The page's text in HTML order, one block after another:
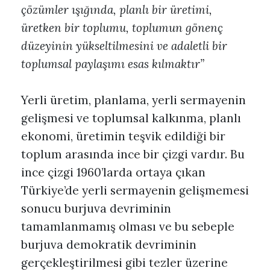
çözümler ışığında, planlı bir üretimi,
üretken bir toplumu, toplumun gönenç
düzeyinin yükseltilmesini ve adaletli bir
toplumsal paylaşımı esas kılmaktır”
Yerli üretim, planlama, yerli sermayenin
gelişmesi ve toplumsal kalkınma, planlı
ekonomi, üretimin teşvik edildiği bir
toplum arasında ince bir çizgi vardır. Bu
ince çizgi 1960’larda ortaya çıkan
Türkiye’de yerli sermayenin gelişmemesi
sonucu burjuva devriminin
tamamlanmamış olması ve bu sebeple
burjuva demokratik devriminin
gerçekleştirilmesi gibi tezler üzerine